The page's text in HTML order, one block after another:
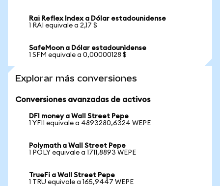
Rai Reflex Index a Dólar estadounidense
1 RAI equivale a 2,17 $
SafeMoon a Dólar estadounidense
1 SFM equivale a 0,00000128 $
Explorar más conversiones
Conversiones avanzadas de activos
DFI money a Wall Street Pepe
1 YFII equivale a 4893280,6324 WEPE
Polymath a Wall Street Pepe
1 POLY equivale a 1711,8893 WEPE
TrueFi a Wall Street Pepe
1 TRU equivale a 165,9447 WEPE